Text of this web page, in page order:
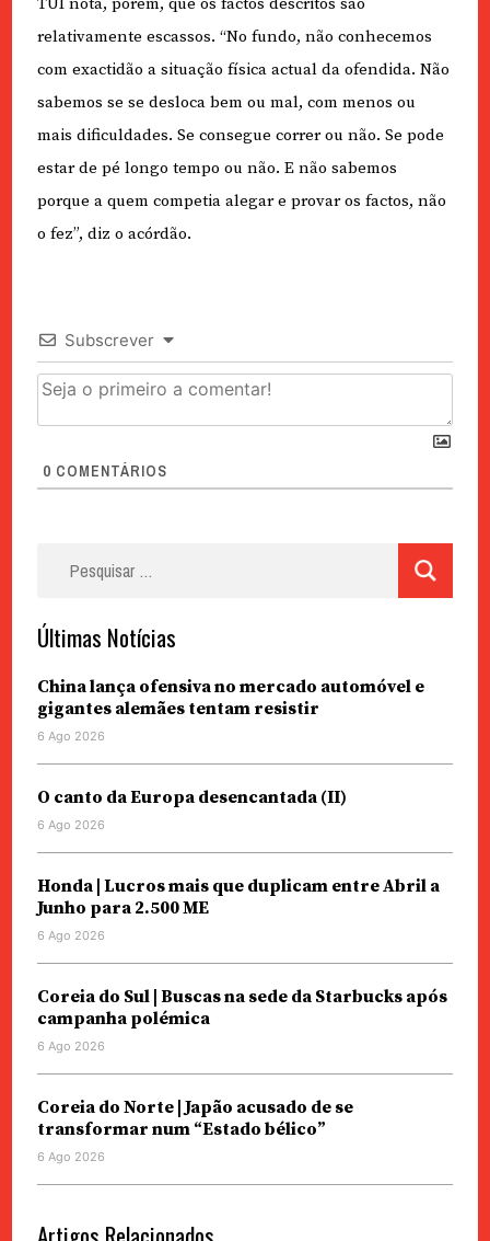
relativamente escassos. “No fundo, não conhecemos
com exactidão a situação física actual da ofendida. Não
sabemos se se desloca bem ou mal, com menos ou
mais dificuldades. Se consegue correr ou não. Se pode
estar de pé longo tempo ou não. E não sabemos
porque a quem competia alegar e provar os factos, não
o fez”, diz o acórdão.
Subscrever
0 COMENTÁRIOS
Últimas Notícias
China lança ofensiva no mercado automóvel e
gigantes alemães tentam resistir
6 Ago 2026
O canto da Europa desencantada (II)
6 Ago 2026
Honda | Lucros mais que duplicam entre Abril a
Junho para 2.500 ME
6 Ago 2026
Coreia do Sul | Buscas na sede da Starbucks após
campanha polémica
6 Ago 2026
Coreia do Norte | Japão acusado de se
transformar num “Estado bélico”
6 Ago 2026